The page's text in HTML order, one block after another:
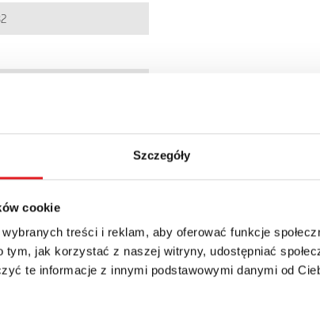
Szczegóły
cookie
treści i reklam, aby oferować funkcje
jak korzystać z naszej witryny, udostępniać
te informacje z innymi podstawowymi danymi od
of the offer